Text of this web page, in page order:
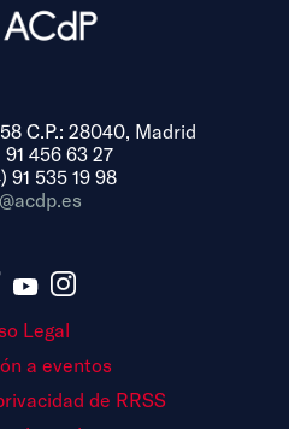
C.P.: 28040, Madrid
91 456 63 27
91 535 19 98
Legal
a eventos
de RRSS